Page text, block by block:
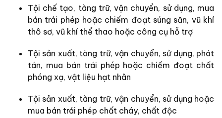
Tội chế tạo, tàng trữ, vận chuyển, sử dụng, mua
bán trái phép hoặc chiếm đoạt súng săn, vũ khí
thô sơ, vũ khí thể thao hoặc công cụ hỗ trợ
Tội sản xuất, tàng trữ, vận chuyển, sử dụng, phát
tán, mua bán trái phép hoặc chiếm đoạt chất
phóng xạ, vật liệu hạt nhân
Tội sản xuất, tàng trữ, vận chuyển, sử dụng hoặc
mua bán trái phép chất cháy, chất độc